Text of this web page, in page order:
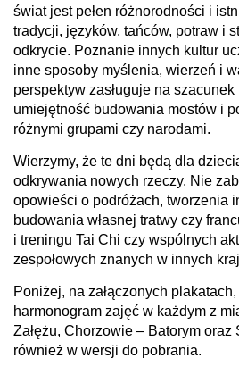
świat jest pełen różnorodności i
tradycji, języków, tańców, potraw i
odkrycie. Poznanie innych kultur
inne sposoby myślenia, wierzeń i
perspektyw zasługuje na szacunek
umiejętność budowania mostów i
różnymi grupami czy narodami.
Wierzymy, że te dni będą dla
odkrywania nowych rzeczy. Nie
opowieści o podróżach, tworzenia
budowania własnej tratwy czy
i treningu Tai Chi czy wspólnych
zespołowych znanych w innych
Poniżej, na załączonych
harmonogram zajęć w każdym z
Załężu, Chorzowie – Batorym
również w wersji do pobrania.